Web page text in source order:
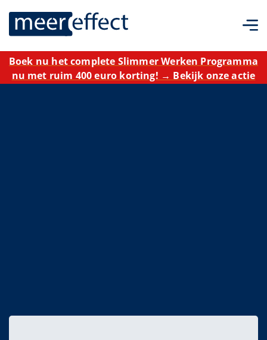
Boek nu het complete Slimmer Werken Programma
nu met ruim 400 euro korting! → Bekijk onze actie